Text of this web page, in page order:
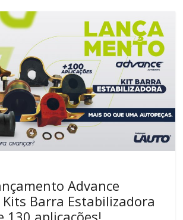
Advance
Barra Estabilizadora